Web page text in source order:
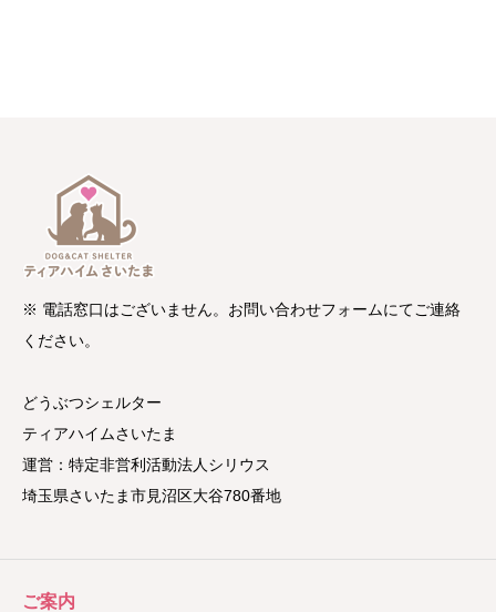
※ 電話窓口はございません。お問い合わせフォームにてご連絡
ください。
どうぶつシェルター
ティアハイムさいたま
運営：特定非営利活動法人シリウス
埼玉県さいたま市見沼区大谷780番地
ご案内